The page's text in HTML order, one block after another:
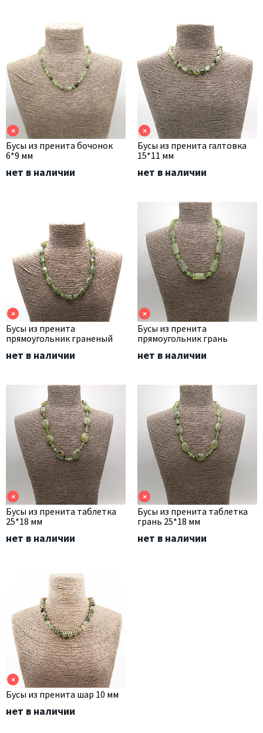
×
Бусы из пренита бочонок
6*9 мм
нет в наличии
×
Бусы из пренита галтовка
15*11 мм
нет в наличии
×
Бусы из пренита
прямоугольник граненый
нет в наличии
×
Бусы из пренита
прямоугольник грань
нет в наличии
×
Бусы из пренита таблетка
25*18 мм
нет в наличии
×
Бусы из пренита таблетка
грань 25*18 мм
нет в наличии
×
Бусы из пренита шар 10 мм
нет в наличии